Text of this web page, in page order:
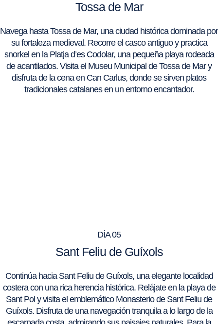
Tossa de Mar
Navega hasta Tossa de Mar, una ciudad histórica dominada por
su fortaleza medieval. Recorre el casco antiguo y practica
snorkel en la Platja d’es Codolar, una pequeña playa rodeada
de acantilados. Visita el Museu Municipal de Tossa de Mar y
disfruta de la cena en Can Carlus, donde se sirven platos
tradicionales catalanes en un entorno encantador.
DÍA 05
Sant Feliu de Guíxols
Continúa hacia Sant Feliu de Guíxols, una elegante localidad
costera con una rica herencia histórica. Relájate en la playa de
Sant Pol y visita el emblemático Monasterio de Sant Feliu de
Guíxols. Disfruta de una navegación tranquila a lo largo de la